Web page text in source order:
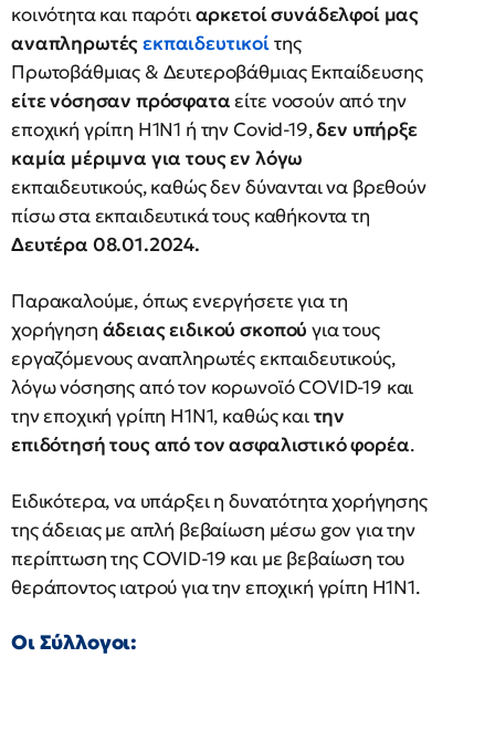
κοινότητα και παρότιαρκετοί συνάδελφοί μας
αναπληρωτέςεκπαιδευτικοίτης
Πρωτοβάθμιας & Δευτεροβάθμιας Εκπαίδευσης
είτε νόσησαν πρόσφαταείτε νοσούν από την
εποχική γρίπη Η1Ν1 ή την Covid-19,δεν υπήρξε
καμία μέριμνα για τους εν λόγω
εκπαιδευτικούς, καθώς δεν δύνανται να βρεθούν
πίσω στα εκπαιδευτικά τους καθήκοντα τη
Δευτέρα 08.01.2024.
Παρακαλούμε, όπως ενεργήσετε για τη
χορήγηση άδειας ειδικού σκοπού για τους
εργαζόμενους αναπληρωτές εκπαιδευτικούς,
λόγω νόσησης από τον κορωνοϊό COVID-19 και
την εποχική γρίπη Η1Ν1, καθώς καιτην
επιδότησή τους από τον ασφαλιστικό φορέα.
Ειδικότερα, να υπάρξει η δυνατότητα χορήγησης
της άδειας με απλή βεβαίωση μέσω gov για την
περίπτωση της COVID-19 και με βεβαίωση του
θεράποντος ιατρού για την εποχική γρίπη Η1Ν1.
Οι Σύλλογοι: